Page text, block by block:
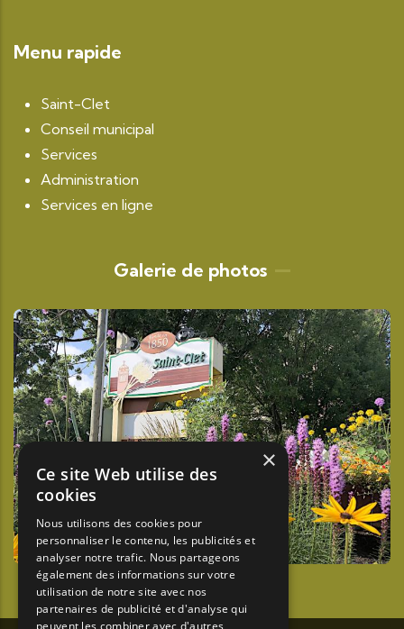
Menu rapide
Saint-Clet
Conseil municipal
Services
Administration
Services en ligne
Galerie de photos
×
Ce site Web utilise des
cookies
Nous utilisons des cookies pour
personnaliser le contenu, les publicités et
analyser notre trafic. Nous partageons
également des informations sur votre
utilisation de notre site avec nos
partenaires de publicité et d'analyse qui
peuvent les combiner avec d'autres